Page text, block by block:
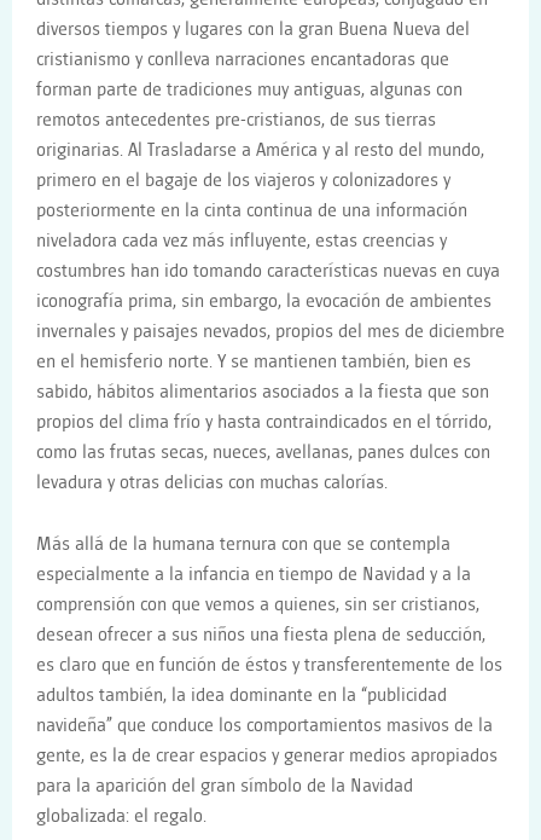
diversos tiempos y lugares con la gran Buena Nueva del
cristianismo y conlleva narraciones encantadoras que
forman parte de tradiciones muy antiguas, algunas con
remotos antecedentes pre-cristianos, de sus tierras
originarias. Al Trasladarse a América y al resto del mundo,
primero en el bagaje de los viajeros y colonizadores y
posteriormente en la cinta continua de una información
niveladora cada vez más influyente, estas creencias y
costumbres han ido tomando características nuevas en cuya
iconografía prima, sin embargo, la evocación de ambientes
invernales y paisajes nevados, propios del mes de diciembre
en el hemisferio norte. Y se mantienen también, bien es
sabido, hábitos alimentarios asociados a la fiesta que son
propios del clima frío y hasta contraindicados en el tórrido,
como las frutas secas, nueces, avellanas, panes dulces con
levadura y otras delicias con muchas calorías.
Más allá de la humana ternura con que se contempla
especialmente a la infancia en tiempo de Navidad y a la
comprensión con que vemos a quienes, sin ser cristianos,
desean ofrecer a sus niños una fiesta plena de seducción,
es claro que en función de éstos y transferentemente de los
adultos también, la idea dominante en la “publicidad
navideña” que conduce los comportamientos masivos de la
gente, es la de crear espacios y generar medios apropiados
para la aparición del gran símbolo de la Navidad
globalizada: el regalo.